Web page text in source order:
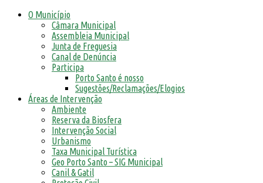
O Município
Câmara Municipal
Assembleia Municipal
Junta de Freguesia
Canal de Denúncia
Participa
Porto Santo é nosso
Sugestões/Reclamações/Elogios
Áreas de Intervenção
Ambiente
Reserva da Biosfera
Intervenção Social
Urbanismo
Taxa Municipal Turística
Geo Porto Santo – SIG Municipal
Canil & Gatil